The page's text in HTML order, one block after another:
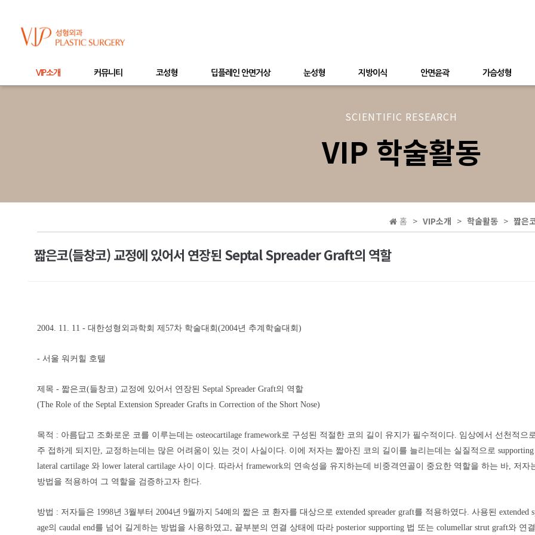
VIP소개 커뮤니티 코성형 딥플레인 안면거상 눈성형 지방이식 안면윤곽 가슴성형
SCIENTIFIC RESEARCH
VIP 학술활동
홈 VIP소개 학술활동 짧은
짧은코(들창코) 교정에 있어서 연장된 Septal Spreader Graft의 역할
2004. 11. 11 - 대한성형외과학회 제57차 학술대회(2004년 추계학술대회)
- 서울 워커힐 호텔
제목 - 짧은코(들창코) 교정에 있어서 연장된 Septal Spreader Graft의 역할
(The Role of the Septal Extension Spreader Grafts in Correction of the Short Nose)
목적 : 아름답고 조화로운 코를 이루는데는 osteocartilage framework로 구성된 적절한 코의 길이 유지가 필수적이다. 임상에서 선천적
주 접하게 되지만, 교정하는데는 많은 어려움이 있는 것이 사실이다. 이에 저자는 짧아진 코의 길이를 늘리는데는 실질적으로
lateral cartilage 와 lower lateral cartilage 사이 이다. 따라서 framework의 연속성을 유지하는데 비중격연골이 중요한 역할을 하는 바, 저자
방법을 적용하여 그 역할을 검증하고자 한다.
방법 : 저자들은 1998년 3월부터 2004년 9월까지 54예의 짧은 코 환자를 대상으로 extended spreader graft를 적용하였다. 사용된 extended
age의 caudal end를 넘어 길게하는 방법을 사용하였고, 끝부분의 연결 상태에 따라 posterior supporting 법 또는 columellar strut graft와 연